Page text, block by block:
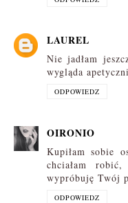
LAUREL
Nie jadłam
wygląda
ODPOWIEDZ
OIRONIO
Kupiłam sobie
chciałam
wypróbuję Twój
ODPOWIEDZ